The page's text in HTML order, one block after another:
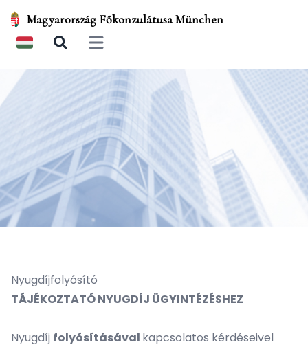
Magyarország Főkonzulátusa München
Open main menu
Nyugdíjfolyósító
TÁJÉKOZTATÓ NYUGDÍJ ÜGYINTÉZÉSHEZ
Nyugdíj folyósításával kapcsolatos kérdéseivel